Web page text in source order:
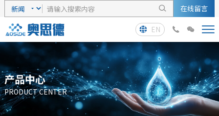
 在线留言
 EN  
产品中心
PRODUCT CENTER